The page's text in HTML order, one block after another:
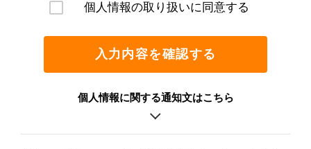
個人情報の取り扱いに同意する
入力内容を確認する
個人情報に関する通知文はこちら